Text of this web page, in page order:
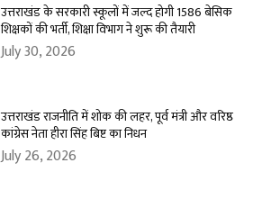
उत्तराखंड के सरकारी स्कूलों में जल्द होगी 1586 बेसिक
शिक्षकों की भर्ती, शिक्षा विभाग ने शुरू की तैयारी
July 30, 2026
उत्तराखंड राजनीति में शोक की लहर, पूर्व मंत्री और वरिष्ठ
कांग्रेस नेता हीरा सिंह बिष्ट का निधन
July 26, 2026